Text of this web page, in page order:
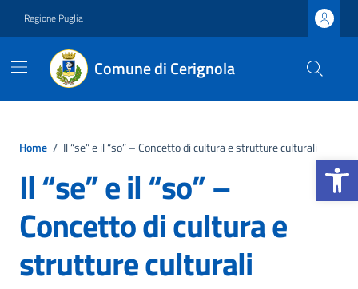
Apri la
Regione Puglia
Comune di Cerignola
Home / Il “se” e il “so” – Concetto di cultura e strutture culturali
Il “se” e il “so” –
Concetto di cultura e
strutture culturali